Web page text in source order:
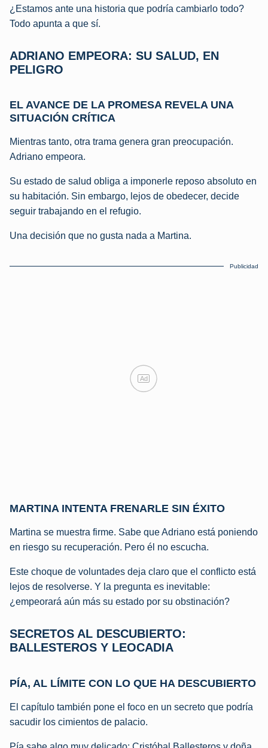
¿Estamos ante una historia que podría cambiarlo todo?
Todo apunta a que sí.
ADRIANO EMPEORA: SU SALUD, EN
PELIGRO
EL AVANCE DE LA PROMESA REVELA UNA
SITUACIÓN CRÍTICA
Mientras tanto, otra trama genera gran preocupación.
Adriano empeora.
Su estado de salud obliga a imponerle reposo absoluto en
su habitación. Sin embargo, lejos de obedecer, decide
seguir trabajando en el refugio.
Una decisión que no gusta nada a Martina.
Publicidad
Ad
MARTINA INTENTA FRENARLE SIN ÉXITO
Martina se muestra firme. Sabe que Adriano está poniendo
en riesgo su recuperación. Pero él no escucha.
Este choque de voluntades deja claro que el conflicto está
lejos de resolverse. Y la pregunta es inevitable:
¿empeorará aún más su estado por su obstinación?
SECRETOS AL DESCUBIERTO:
BALLESTEROS Y LEOCADIA
PÍA, AL LÍMITE CON LO QUE HA DESCUBIERTO
El capítulo también pone el foco en un secreto que podría
sacudir los cimientos de palacio.